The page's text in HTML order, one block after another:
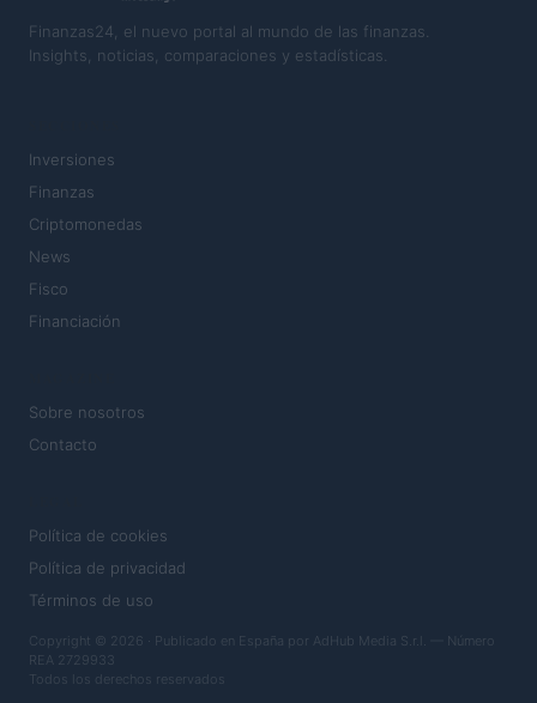
Finanzas24, el nuevo portal al mundo de las finanzas.
Insights, noticias, comparaciones y estadísticas.
Inversiones
Finanzas
Criptomonedas
News
Fisco
Financiación
Sobre nosotros
Contacto
Política de cookies
Política de privacidad
Términos de uso
Copyright © 2026 · Publicado en España por AdHub Media S.r.l. — Número
REA 2729933
Todos los derechos reservados